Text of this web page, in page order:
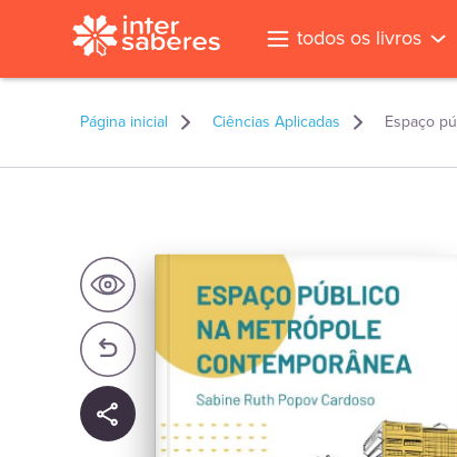
todos os livros
Página inicial Ciências Aplicadas Espaço